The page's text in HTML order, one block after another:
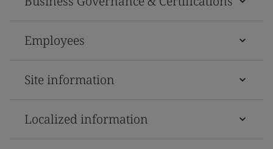
Employees
Site information
Localized information